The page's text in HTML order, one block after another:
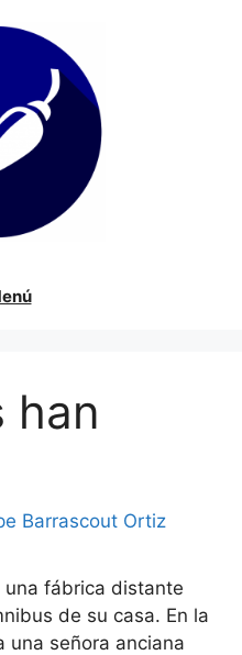
han
Barrascout Ortiz
fábrica distante
de su casa. En la
una señora anciana